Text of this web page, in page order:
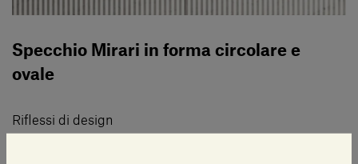
Specchio Mirari in forma circolare e
ovale
Riflessi di design